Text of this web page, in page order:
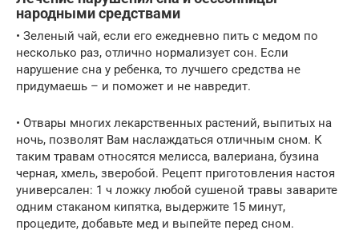
народными средствами
• Зеленый чай, если его ежедневно пить с медом по
несколько раз, отлично нормализует сон. Если
нарушение сна у ребенка, то лучшего средства не
придумаешь – и поможет и не навредит.
• Отвары многих лекарственных растений, выпитых на
ночь, позволят Вам наслаждаться отличным сном. К
таким травам относятся мелисса, валериана, бузина
черная, хмель, зверобой. Рецепт приготовления настоя
универсален: 1 ч ложку любой сушеной травы заварите
одним стаканом кипятка, выдержите 15 минут,
процедите, добавьте мед и выпейте перед сном.